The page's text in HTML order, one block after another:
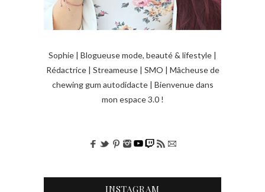
Sophie | Blogueuse mode, beauté & lifestyle |
Rédactrice | Streameuse | SMO | Mâcheuse de
chewing gum autodidacte | Bienvenue dans
mon espace 3.0 !
INSTAGRAM